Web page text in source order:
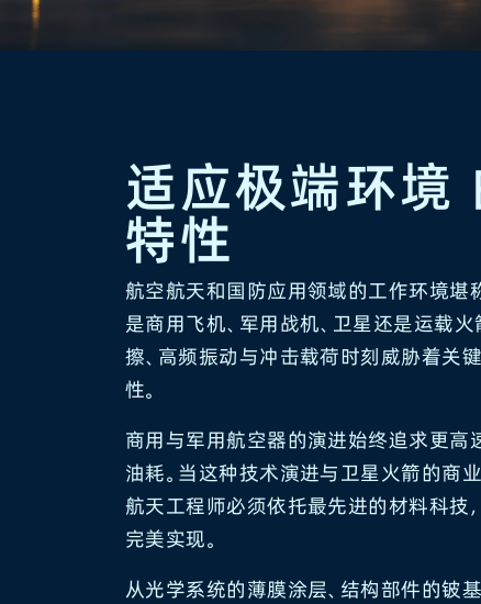
适应极端环境
特性
航空航天和国防应用领域的工作环境堪
是商用飞机、军用战机、卫星还是运载火
擦、高频振动与冲击载荷时刻威胁着关
性。
商用与军用航空器的演进始终追求更高
油耗。当这种技术演进与卫星火箭的商
航天工程师必须依托最先进的材料科技
完美实现。
从光学系统的薄膜涂层、结构部件的铍